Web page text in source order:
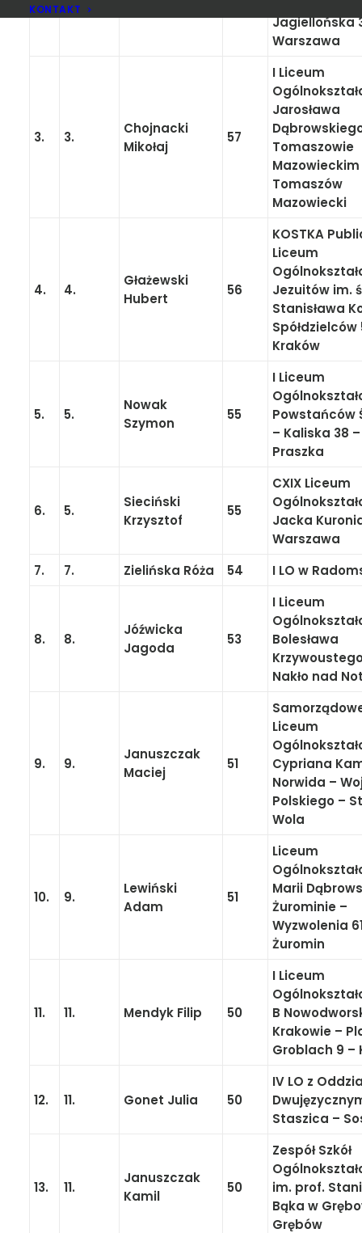
KONTAKT
2. 2.
Jagiellońska
Warszawa
3. 3.
Chojnacki
Mikołaj
57
I Liceum
Jarosława
Tomaszowie
Mazowieckim
Tomaszów
Mazowiecki
4. 4.
Głażewski
Hubert
56
KOSTKA
Liceum
Jezuitów im.
Stanisława
Spółdzielców
Kraków
5. 5.
Nowak
Szymon
55
I Liceum
Powstańców
– Kaliska 38 –
Praszka
6. 5.
Sieciński
Krzysztof
55
CXIX Liceum
Jacka
Warszawa
7.
7. Zielińska Róża 54 I LO w
8. 8.
Jóźwicka
Jagoda
53
I Liceum
Bolesława
Nakło nad
9. 9.
Januszczak
Maciej
51
Liceum
Cypriana
Norwida –
Polskiego –
Wola
10. 9.
Lewiński
Adam
51
Liceum
Marii
Żurominie –
Wyzwolenia
Żuromin
11. 11. Mendyk Filip 50
I Liceum
B
Krakowie –
Groblach 9 –
12. 11. Gonet Julia 50
IV LO z
Staszica –
13. 11.
Januszczak
Kamil
50
Zespół Szkół
im. prof.
Bąka w
Grębów